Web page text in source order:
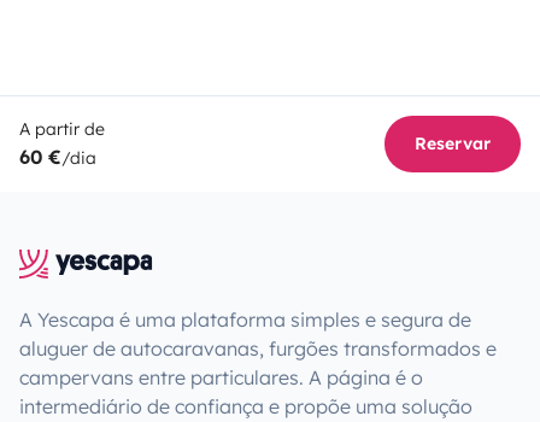
A partir de
60 €/dia
Reservar
A Yescapa é uma plataforma simples e segura de
aluguer de autocaravanas, furgões transformados e
campervans entre particulares. A página é o
intermediário de confiança e propõe uma solução